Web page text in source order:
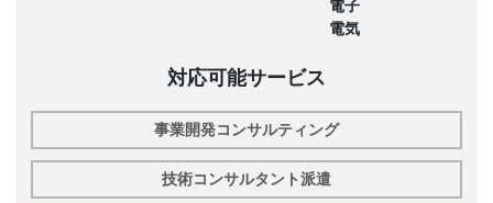
電子
電気
対応可能サービス
事業開発コンサルティング
技術コンサルタント派遣